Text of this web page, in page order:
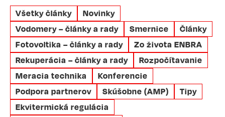
Všetky články
Novinky
Vodomery – články a rady
Smernice
Články
Fotovoltika – články a rady
Zo života ENBRA
Rekuperácia – články a rady
Rozpočítavanie
Meracia technika
Konferencie
Podpora partnerov
Skúšobne (AMP)
Tipy
Ekvitermická regulácia